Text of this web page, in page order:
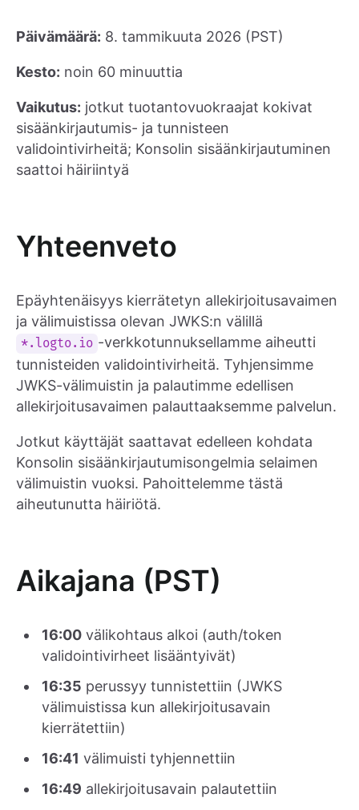
Päivämäärä: 8. tammikuuta 2026 (PST)
Kesto: noin 60 minuuttia
Vaikutus: jotkut tuotantovuokraajat kokivat
sisäänkirjautumis- ja tunnisteen
validointivirheitä; Konsolin sisäänkirjautuminen
saattoi häiriintyä
Yhteenveto
Epäyhtenäisyys kierrätetyn allekirjoitusavaimen
ja välimuistissa olevan JWKS:n välillä
*.logto.io -verkkotunnuksellamme aiheutti
tunnisteiden validointivirheitä. Tyhjensimme
JWKS-välimuistin ja palautimme edellisen
allekirjoitusavaimen palauttaaksemme palvelun.
Jotkut käyttäjät saattavat edelleen kohdata
Konsolin sisäänkirjautumisongelmia selaimen
välimuistin vuoksi. Pahoittelemme tästä
aiheutunutta häiriötä.
Aikajana (PST)
16:00 välikohtaus alkoi (auth/token
validointivirheet lisääntyivät)
16:35 perussyy tunnistettiin (JWKS
välimuistissa kun allekirjoitusavain
kierrätettiin)
16:41 välimuisti tyhjennettiin
16:49 allekirjoitusavain palautettiin